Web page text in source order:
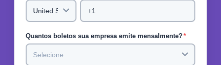
Quantos boletos sua empresa emite mensalmente?*